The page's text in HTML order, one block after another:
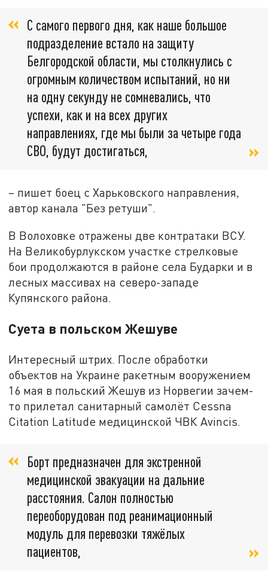
С самого первого дня, как наше большое
подразделение встало на защиту
Белгородской области, мы столкнулись с
огромным количеством испытаний, но ни
на одну секунду не сомневались, что
успехи, как и на всех других
направлениях, где мы были за четыре года
СВО, будут достигаться,
– пишет боец с Харьковского направления,
автор канала "Без ретуши".
В Волоховке отражены две контратаки ВСУ.
На Великобурлукском участке стрелковые
бои продолжаются в районе села Бударки и в
лесных массивах на северо-западе
Купянского района.
Суета в польском Жешуве
Интересный штрих. После обработки
объектов на Украине ракетным вооружением
16 мая в польский Жешув из Норвегии зачем-
то прилетал санитарный самолёт Cessna
Citation Latitude медицинской ЧВК Avincis.
Борт предназначен для экстренной
медицинской эвакуации на дальние
расстояния. Салон полностью
переоборудован под реанимационный
модуль для перевозки тяжёлых
пациентов,